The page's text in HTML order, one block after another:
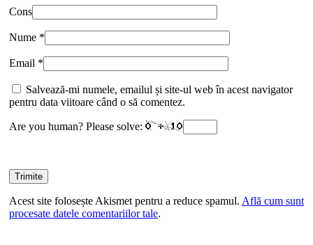
Cons
Nume *
Email *
Salvează-mi numele, emailul și site-ul web în acest navigator
pentru data viitoare când o să comentez.
Are you human? Please solve:
Acest site folosește Akismet pentru a reduce spamul. Află cum sunt
procesate datele comentariilor tale.